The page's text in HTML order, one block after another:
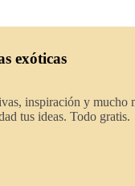
exóticas
inspiración y mucho
tus ideas. Todo gratis.